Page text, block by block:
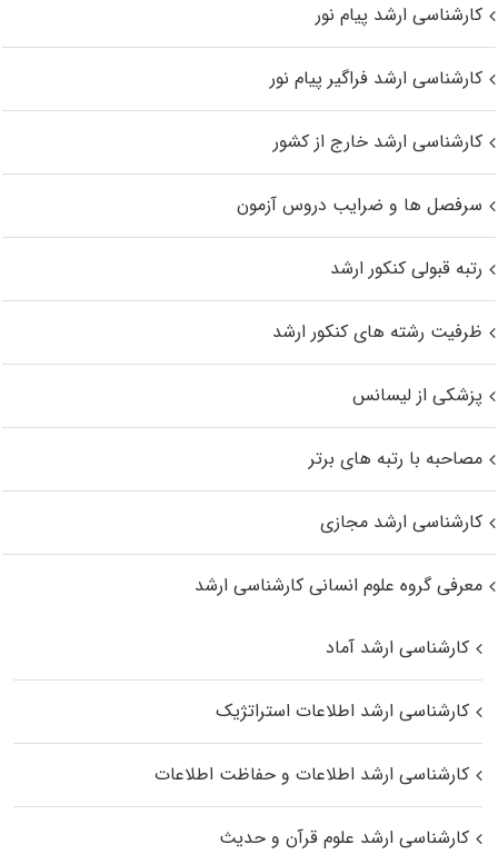
کارشناسی ارشد پیام نور
کارشناسی ارشد فراگیر پیام نور
کارشناسی ارشد خارج از کشور
سرفصل ها و ضرایب دروس آزمون
رتبه قبولی کنکور ارشد
ظرفیت رشته های کنکور ارشد
پزشکی از لیسانس
مصاحبه با رتبه های برتر
کارشناسی ارشد مجازی
معرفی گروه علوم انسانی کارشناسی ارشد
کارشناسی ارشد آماد
کارشناسی ارشد اطلاعات استراتژیک
کارشناسی ارشد اطلاعات و حفاظت اطلاعات
کارشناسی ارشد علوم قرآن و حدیث